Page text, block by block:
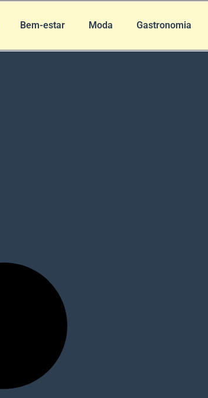
Bem-estar Moda Gastronomia